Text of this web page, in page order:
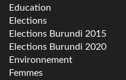
Education
Elections
Elections Burundi 2015
Elections Burundi 2020
Environnement
Femmes